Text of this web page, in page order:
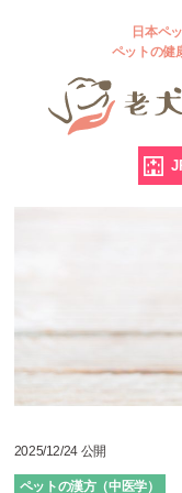
日本ペ
ペットの健
2025/12/24 公開
ペットの漢方（中医学）